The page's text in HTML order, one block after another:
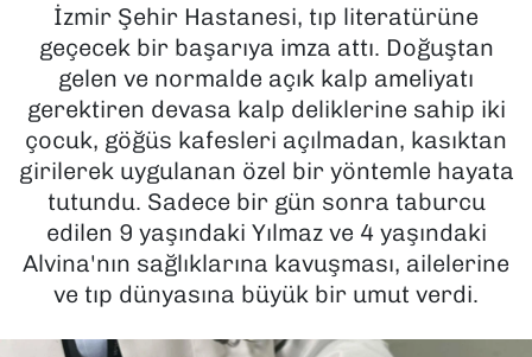
İzmir Şehir Hastanesi, tıp literatürüne
geçecek bir başarıya imza attı. Doğuştan
gelen ve normalde açık kalp ameliyatı
gerektiren devasa kalp deliklerine sahip iki
çocuk, göğüs kafesleri açılmadan, kasıktan
girilerek uygulanan özel bir yöntemle hayata
tutundu. Sadece bir gün sonra taburcu
edilen 9 yaşındaki Yılmaz ve 4 yaşındaki
Alvina'nın sağlıklarına kavuşması, ailelerine
ve tıp dünyasına büyük bir umut verdi.
POLİTİKA
SAĞLIK
SPOR
TEKNOLOJİ
YAŞAM
YEREL YÖNETİMLER